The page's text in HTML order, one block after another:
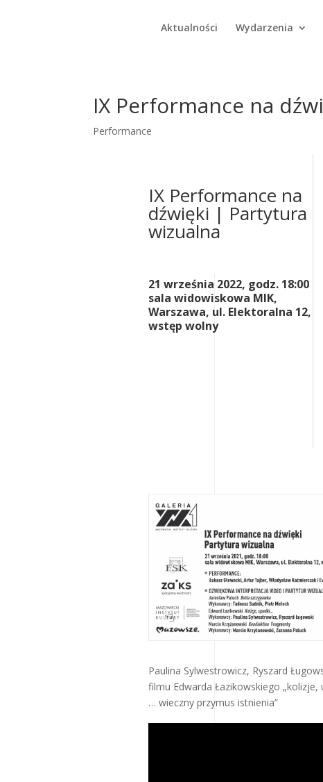
Aktualności Wydarzenia
IX Performance na
Performance
IX Performance na
dźwięki | Partytura
wizualna
21 września 2022, godz. 18:00
sala widowiskowa MIK,
Warszawa, ul. Elektoralna 12,
wstęp wolny
Paulina Sylwestrowicz, Ryszard
filmu Edwarda Łazikowskiego „kolizje,
… wieczny przymus istnienia”